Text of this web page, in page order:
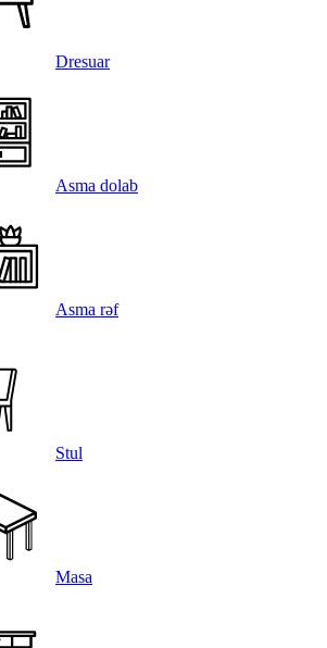
Dresuar
Asma dolab
Asma rəf
Stul
Masa